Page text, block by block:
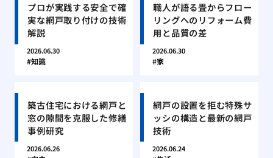
プロが実践する安全で確
実な網戸取り付けの技術
解説
2026.06.30
知識
職人が語る畳からフロー
リングへのリフォーム費
用と品質の差
2026.06.30
家
築古住宅における網戸と
窓の隙間を克服した修繕
事例研究
2026.06.26
網戸の設置を拒む特殊サ
ッシの構造と最新の網戸
技術
2026.06.24